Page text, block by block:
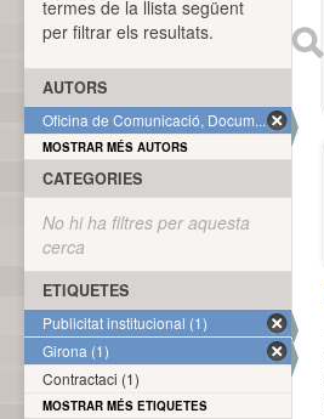
termes de la llista següent
per filtrar els resultats.
AUTORS
Oficina de Comunicació, Docum... (1)
MOSTRAR MÉS AUTORS
CATEGORIES
No hi ha filtres per aquesta
cerca
ETIQUETES
Publicitat institucional (1)
Girona (1)
Contractaci (1)
MOSTRAR MÉS ETIQUETES